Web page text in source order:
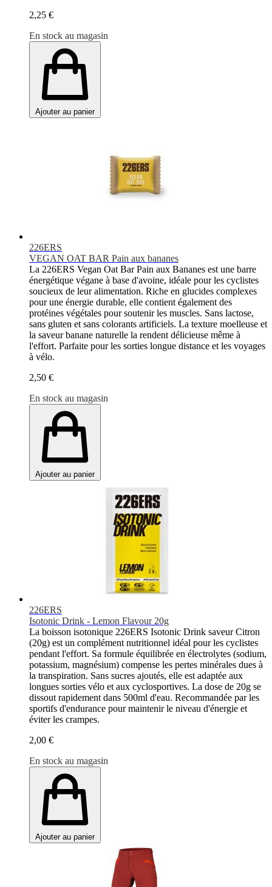
2,25 €
En stock au magasin
Ajouter au panier
226ERS
VEGAN OAT BAR Pain aux bananes
La 226ERS Vegan Oat Bar Pain aux Bananes est une barre
énergétique végane à base d'avoine, idéale pour les cyclistes
soucieux de leur alimentation. Riche en glucides complexes
pour une énergie durable, elle contient également des
protéines végétales pour soutenir les muscles. Sans lactose,
sans gluten et sans colorants artificiels. La texture moelleuse et
la saveur banane naturelle la rendent délicieuse même à
l'effort. Parfaite pour les sorties longue distance et les voyages
à vélo.
2,50 €
En stock au magasin
Ajouter au panier
226ERS
Isotonic Drink - Lemon Flavour 20g
La boisson isotonique 226ERS Isotonic Drink saveur Citron
(20g) est un complément nutritionnel idéal pour les cyclistes
pendant l'effort. Sa formule équilibrée en électrolytes (sodium,
potassium, magnésium) compense les pertes minérales dues à
la transpiration. Sans sucres ajoutés, elle est adaptée aux
longues sorties vélo et aux cyclosportives. La dose de 20g se
dissout rapidement dans 500ml d'eau. Recommandée par les
sportifs d'endurance pour maintenir le niveau d'énergie et
éviter les crampes.
2,00 €
En stock au magasin
Ajouter au panier